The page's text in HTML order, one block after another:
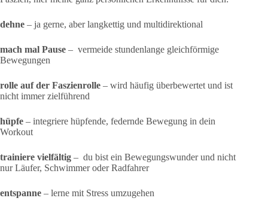
dehne – ja gerne, aber langkettig und multidirektional
mach mal Pause – vermeide stundenlange gleichförmige
Bewegungen
rolle auf der Faszienrolle – wird häufig überbewertet und ist
nicht immer zielführend
hüpfe – integriere hüpfende, federnde Bewegung in dein
Workout
trainiere vielfältig – du bist ein Bewegungswunder und nicht
nur Läufer, Schwimmer oder Radfahrer
entspanne – lerne mit Stress umzugehen